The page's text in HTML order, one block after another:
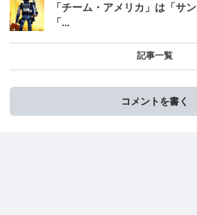
「チーム・アメリカ」は「サ
「…
記事一覧
コメントを書く